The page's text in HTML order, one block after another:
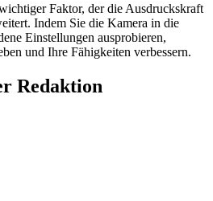
Faktor, der die Ausdruckskraft
Indem Sie die Kamera in die
Einstellungen ausprobieren,
und Ihre Fähigkeiten verbessern.
Redaktion